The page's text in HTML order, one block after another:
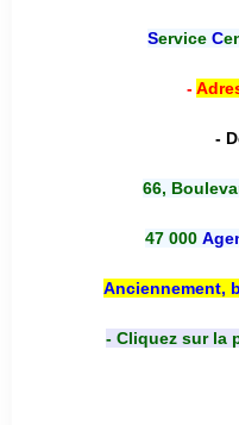
Service C
-
-
66,
47 000
Anciennement,
- Cliquez sur la